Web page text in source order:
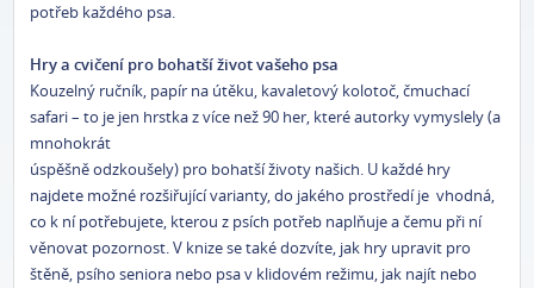
potřeb každého psa.
Hry a cvičení pro bohatší život vašeho psa
Kouzelný ručník, papír na útěku, kavaletový kolotoč, čmuchací
safari – to je jen hrstka z více než 90 her, které autorky vymyslely (a
mnohokrát
úspěšně odzkoušely) pro bohatší životy našich. U každé hry
najdete možné rozšiřující varianty, do jakého prostředí je vhodná,
co k ní potřebujete, kterou z psích potřeb naplňuje a čemu při ní
věnovat pozornost. V knize se také dozvíte, jak hry upravit pro
štěně, psího seniora nebo psa v klidovém režimu, jak najít nebo